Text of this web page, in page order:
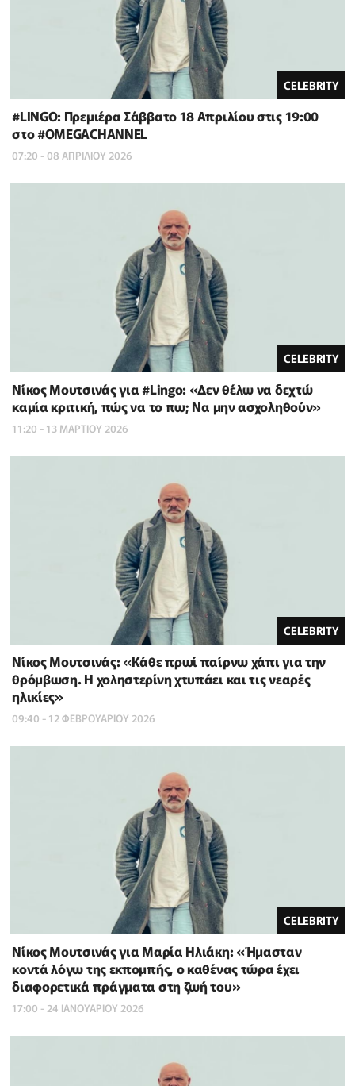
CELEBRITY
#LINGO: Πρεμιέρα Σάββατο 18 Απριλίου στις 19:00
στο #OMEGACHANNEL
07:20 - 08 ΑΠΡΙΛΙΟΥ 2026
CELEBRITY
Νίκος Μουτσινάς για #Lingo: «Δεν θέλω να δεχτώ
καμία κριτική, πώς να το πω; Να μην ασχοληθούν»
11:20 - 13 ΜΑΡΤΙΟΥ 2026
CELEBRITY
Νίκος Μουτσινάς: «Κάθε πρωί παίρνω χάπι για την
θρόμβωση. H χοληστερίνη χτυπάει και τις νεαρές
ηλικίες»
09:40 - 12 ΦΕΒΡΟΥΑΡΙΟΥ 2026
CELEBRITY
Νίκος Μουτσινάς για Μαρία Ηλιάκη: «Ήμασταν
κοντά λόγω της εκπομπής, ο καθένας τώρα έχει
διαφορετικά πράγματα στη ζωή του»
17:00 - 24 ΙΑΝΟΥΑΡΙΟΥ 2026